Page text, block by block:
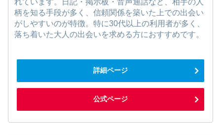
れています。日記・掲示板・音声通話など、相手の人
柄を知る手段が多く、信頼関係を築いた上での出会い
がしやすいのが特徴。特に30代以上の利用者が多く、
落ち着いた大人の出会いを求める方におすすめです。
詳細ページ
公式ページ